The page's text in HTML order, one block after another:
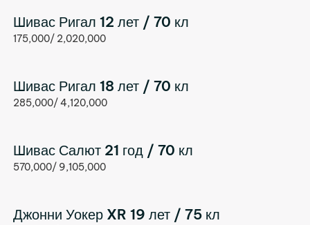
Шивас Ригал 12 лет / 70 кл
175,000/ 2,020,000
Шивас Ригал 18 лет / 70 кл
285,000/ 4,120,000
Шивас Салют 21 год / 70 кл
570,000/ 9,105,000
Джонни Уокер XR 19 лет / 75 кл